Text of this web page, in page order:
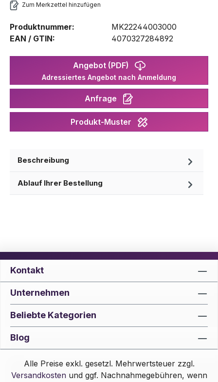
Zum Merkzettel hinzufügen
Produktnummer:
MK22244003000
EAN / GTIN:
4070327284892
Angebot (PDF)
Adressiertes Angebot nach Anmeldung
Anfrage
Produkt-Muster
Beschreibung
Ablauf Ihrer Bestellung
Kontakt
Unternehmen
Beliebte Kategorien
Blog
Alle Preise exkl. gesetzl. Mehrwertsteuer zzgl.
Versandkostenund ggf. Nachnahmegebühren, wenn